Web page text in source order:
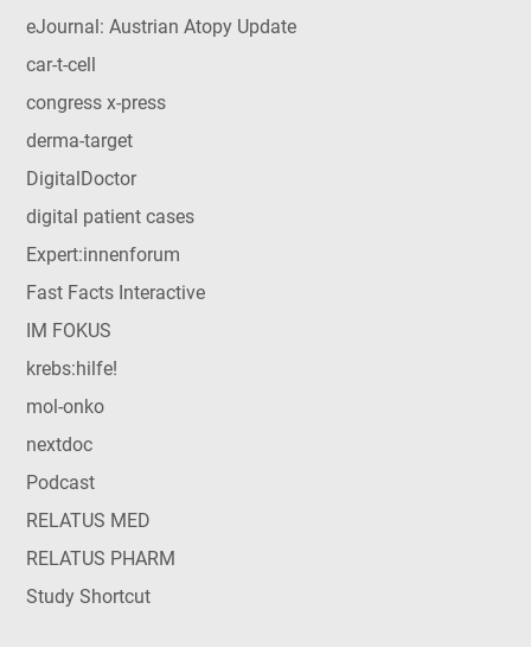
eJournal: Austrian Atopy Update
car-t-cell
congress x-press
derma-target
DigitalDoctor
digital patient cases
Expert:innenforum
Fast Facts Interactive
IM FOKUS
krebs:hilfe!
mol-onko
nextdoc
Podcast
RELATUS MED
RELATUS PHARM
Study Shortcut